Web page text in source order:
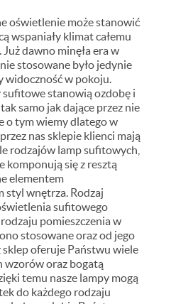
oświetlenie może stanowić
wspaniały klimat całemu
dawno minęła era w
stosowane było jedynie
widoczność w pokoju.
sufitowe stanowią ozdobę i
samo jak dające przez nie
o tym wiemy dlatego w
nas sklepie klienci mają
rodzajów lamp sufitowych,
komponują się z resztą
elementem
styl wnętrza. Rodzaj
sufitowego
pomieszczenia w
stosowane oraz od jego
sklep oferuje Państwu wiele
wzorów oraz bogatą
temu nasze lampy mogą
do każdego rodzaju